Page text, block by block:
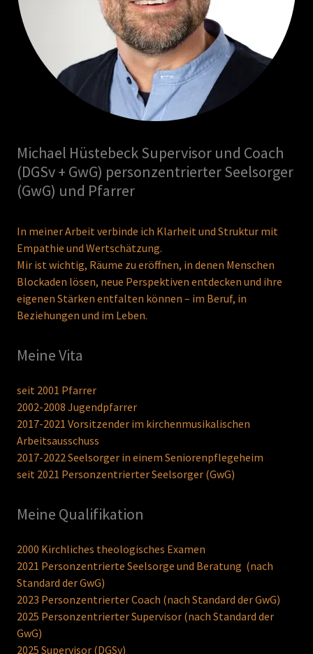
Michael Hüstebeck Supervisor und Coach
(DGSv + GwG) personzentrierter Seelsorger
(GwG) und Pfarrer
In meiner Arbeit verbinde ich Klarheit und Struktur mit
Empathie und Wertschätzung.
Mir ist wichtig, Räume zu eröffnen, in denen Menschen
Blockaden lösen, neue Perspektiven entdecken und ihre
eigenen Stärken entfalten können – im Beruf, in
Beziehungen und im Leben.
Meine Vita
seit 2001 Pfarrer
2002-2008 Jugendpfarrer
2017-2021 Vorsitzender im kirchenmusikalischen
Arbeitsausschuss
2017-2022 Seelsorger in einem Seniorenpflegeheim
seit 2021 Personzentrierter Seelsorger (GwG)
Meine Qualifikation
2000 Kirchliches theologisches Examen
2021 Personzentrierte Seelsorge und Beratung (nach
Standard der GwG)
2023 Personzentrierter Coach (nach Standard der GwG)
2025 Personzentrierter Supervisor (nach Standard der
GwG)
2025 Supervisor (DGSv)